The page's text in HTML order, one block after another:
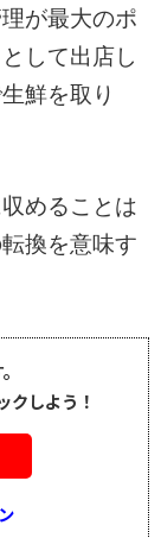
が最大のポ
して出店し
鮮を取り
めることは
換を意味す
クしよう！